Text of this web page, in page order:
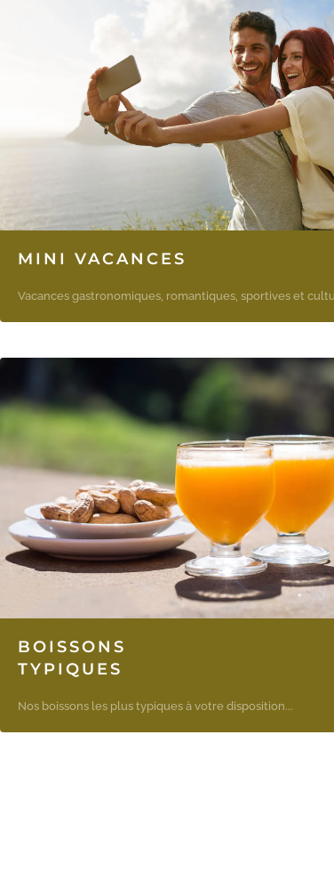
MINI VACANCES
Vacances gastronomiques, romantiques, sportives et
BOISSONS
TYPIQUES
Nos boissons les plus typiques à votre disposition...